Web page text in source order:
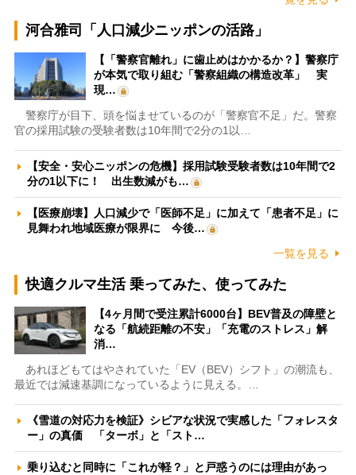
河合雅司「人口減少ニッポンの活路」
【「警察官離れ」に歯止めはかかるか？】警察庁
が本気で取り組む「警察組織の構造改革」 実
現…
警察庁が目下、頭を悩ませているのが「警察官不足」だ。警察
官の採用試験の受験者数は10年間で2分の1以…
【安全・安心ニッポンの危機】採用試験受験者数は10年間で2
分の1以下に！ 出生数減がも…
【医療崩壊】人口減少で「医師不足」に加えて「患者不足」に
見舞われ地域医療が限界に 今後…
一覧を見る
快適クルマ生活 乗ってみた、使ってみた
【4ヶ月間で受注累計6000台】BEV普及の障壁と
なる「航続距離の不安」「充電のストレス」解
消…
あれほどもてはやされていた「EV（BEV）シフト」の潮流も、
最近では減速基調になっているように見える。…
《雪道の対応力を検証》シビアな状況で実感した「フォレスタ
ー」の真価 「ターボ」と「スト…
乗り込むと同時に「これが軽？」と戸惑うのには理由があっ